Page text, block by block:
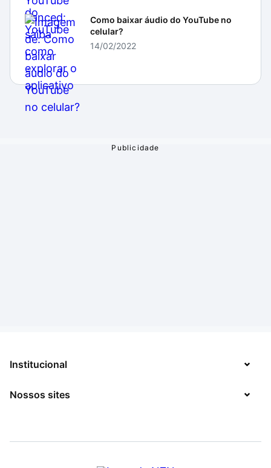
Como baixar áudio do YouTube no
celular?
14/02/2022
Institucional
Sobre
Jobs
Nossos sites